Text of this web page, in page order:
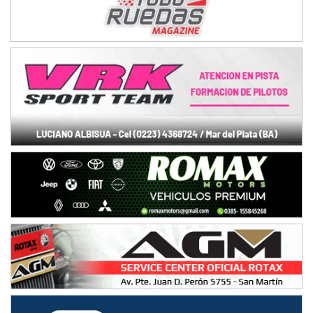
Ramiro Tot (Asfalto)
Baradero (Buenos Aires)
KDO - F6
Ciudad de Trenque Lauquen (Asfalto)
ENTRERRIANO - F6 (POSTERGADA)
Parque de la Velocidad (Asfalto)
Villaguay (Entre Ríos)
VICTORIENSE - F7
El Cerro (Tierra)
PATAGONICO - F6
Moto Club Reginense (Tierra)
Gral. E. Godoy (Río Negro)